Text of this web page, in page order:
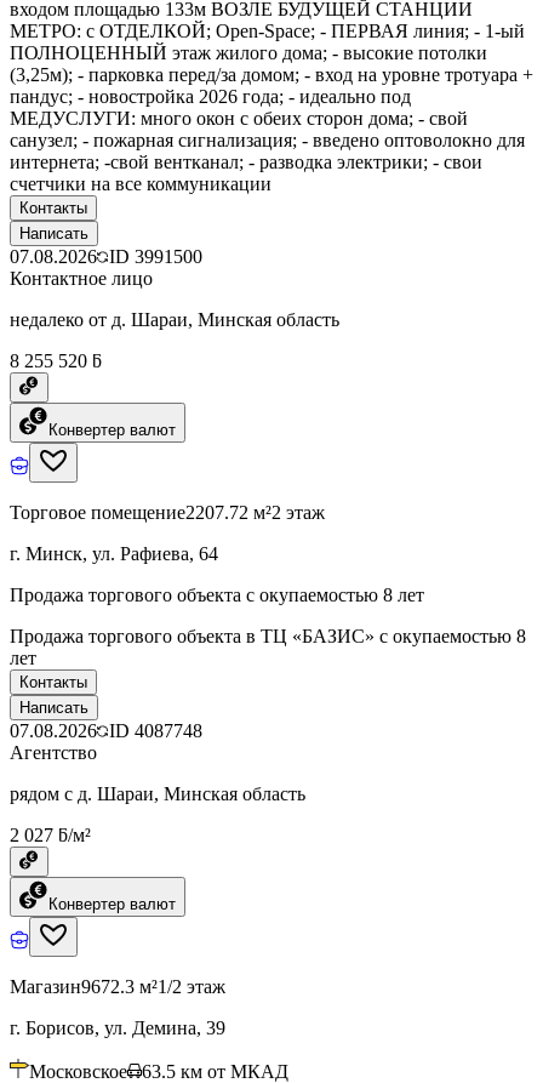
входом площадью 133м ВОЗЛЕ БУДУЩЕЙ СТАНЦИИ
МЕТРО: c ОТДЕЛКОЙ; Open-Space; - ПЕРВАЯ линия; - 1-ый
ПОЛНОЦЕННЫЙ этаж жилого дома; - высокие потолки
(3,25м); - парковка перед/за домом; - вход на уровне тротуара +
пандус; - новостройка 2026 года; - идеально под
МЕДУСЛУГИ: много окон с обеих сторон дома; - свой
санузел; - пожарная сигнализация; - введено оптоволокно для
интернета; -свой вентканал; - разводка электрики; - свои
счетчики на все коммуникации
Контакты
Написать
07.08.2026 ID 3991500
Контактное лицо
недалеко от д. Шараи, Минская область
8 255 520 ƃ
Конвертер валют
Торговое помещение2207.72 м²2 этаж
г. Минск, ул. Рафиева, 64
Продажа торгового объекта с окупаемостью 8 лет
Продажа торгового объекта в ТЦ «БАЗИС» с окупаемостью 8
лет
Контакты
Написать
07.08.2026 ID 4087748
Агентство
рядом с д. Шараи, Минская область
2 027 ƃ/м²
Конвертер валют
Магазин9672.3 м²1/2 этаж
г. Борисов, ул. Демина, 39
Московское 63.5 км от МКАД